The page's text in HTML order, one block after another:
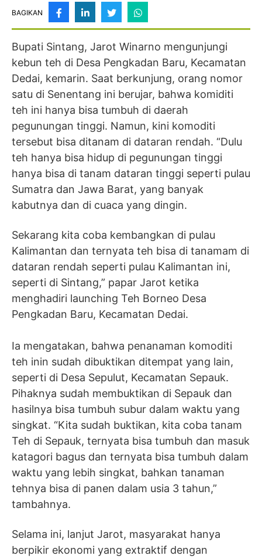
BAGIKAN
Bupati Sintang, Jarot Winarno mengunjungi
kebun teh di Desa Pengkadan Baru, Kecamatan
Dedai, kemarin. Saat berkunjung, orang nomor
satu di Senentang ini berujar, bahwa komiditi
teh ini hanya bisa tumbuh di daerah
pegunungan tinggi. Namun, kini komoditi
tersebut bisa ditanam di dataran rendah. “Dulu
teh hanya bisa hidup di pegunungan tinggi
hanya bisa di tanam dataran tinggi seperti pulau
Sumatra dan Jawa Barat, yang banyak
kabutnya dan di cuaca yang dingin.
Sekarang kita coba kembangkan di pulau
Kalimantan dan ternyata teh bisa di tanamam di
dataran rendah seperti pulau Kalimantan ini,
seperti di Sintang,” papar Jarot ketika
menghadiri launching Teh Borneo Desa
Pengkadan Baru, Kecamatan Dedai.
Ia mengatakan, bahwa penanaman komoditi
teh inin sudah dibuktikan ditempat yang lain,
seperti di Desa Sepulut, Kecamatan Sepauk.
Pihaknya sudah membuktikan di Sepauk dan
hasilnya bisa tumbuh subur dalam waktu yang
singkat. “Kita sudah buktikan, kita coba tanam
Teh di Sepauk, ternyata bisa tumbuh dan masuk
katagori bagus dan ternyata bisa tumbuh dalam
waktu yang lebih singkat, bahkan tanaman
tehnya bisa di panen dalam usia 3 tahun,”
tambahnya.
Selama ini, lanjut Jarot, masyarakat hanya
berpikir ekonomi yang extraktif dengan